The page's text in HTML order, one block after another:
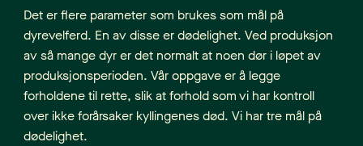
Det er flere parameter som brukes som mål på
dyrevelferd. En av disse er dødelighet. Ved produksjon
av så mange dyr er det normalt at noen dør i løpet av
produksjonsperioden. Vår oppgave er å legge
forholdene til rette, slik at forhold som vi har kontroll
over ikke forårsaker kyllingenes død. Vi har tre mål på
dødelighet.